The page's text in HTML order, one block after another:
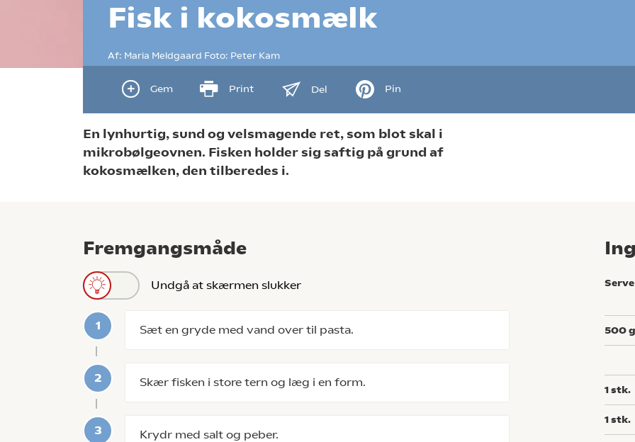
Fisk i kokosmælk
Af: Maria Meldgaard Foto: Peter Kam
Gem Print Del Pin
En lynhurtig, sund og velsmagende ret, som blot skal i
mikrobølgeovnen. Fisken holder sig saftig på grund af
kokosmælken, den tilberedes i.
Fremgangsmåde
Undgå at skærmen slukker
Sæt en gryde med vand over til pasta.
Skær fisken i store tern og læg i en form.
Krydr med salt og peber.
500g
1stk.
1stk.